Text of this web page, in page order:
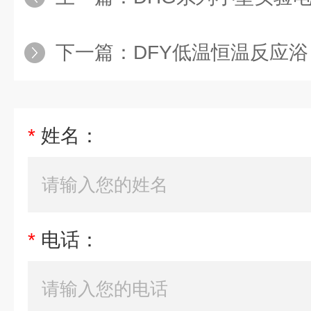
下一篇： DFY低温恒温反应浴
* 姓名：
* 电话：